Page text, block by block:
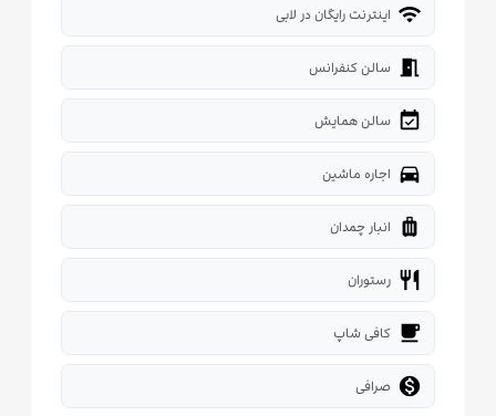
wifi اینترنت رایگان در لابی
meeting_room سالن کنفرانس
event_available سالن همایش
directions_car اجاره ماشین
luggage انبار چمدان
restaurant رستوران
local_cafe کافی شاپ
 صرافی